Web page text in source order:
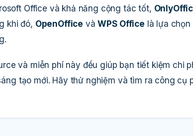
Office và khả năng cộng tác tốt,
khi đó, OpenOffice vàWPS Office là lựa
và miễn phí này đều giúp bạn tiết kiệm chi
tạo mới. Hãy thử nghiệm và tìm ra công cụ